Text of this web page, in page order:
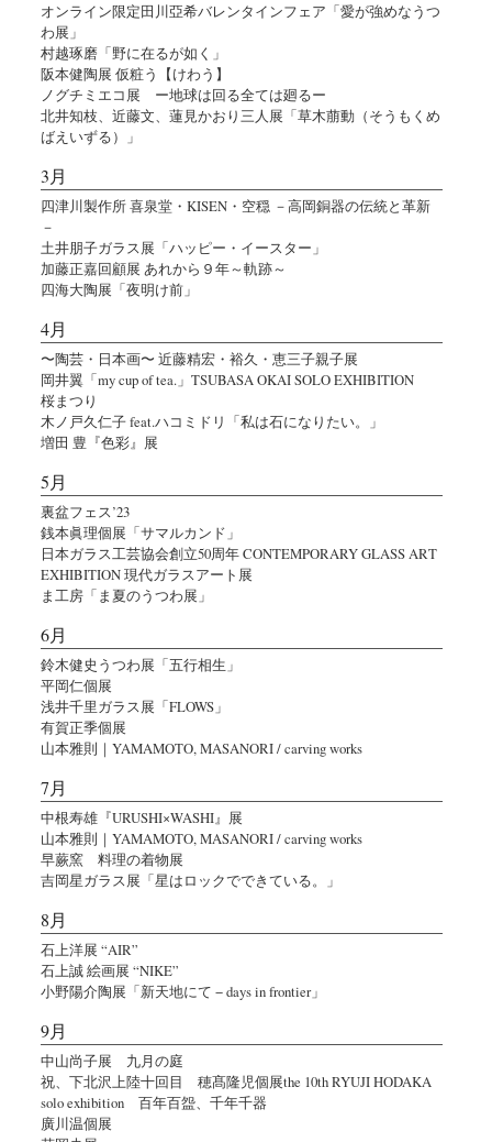
オンライン限定田川亞希バレンタインフェア「愛が強めなうつ
わ展」
村越琢磨「野に在るが如く」
阪本健陶展 仮粧う【けわう】
ノグチミエコ展 ー地球は回る全ては廻るー
北井知枝、近藤文、蓮見かおり三人展「草木萠動（そうもくめ
ばえいずる）」
3月
四津川製作所 喜泉堂・KISEN・空穏 －高岡銅器の伝統と革新
－
土井朋子ガラス展「ハッピー・イースター」
加藤正嘉回顧展 あれから９年～軌跡～
四海大陶展「夜明け前」
4月
〜陶芸・日本画〜 近藤精宏・裕久・恵三子親子展
岡井翼「my cup of tea.」TSUBASA OKAI SOLO EXHIBITION
桜まつり
木ノ戸久仁子 feat.ハコミドリ「私は石になりたい。」
増田 豊『色彩』展
5月
裏盆フェス’23
銭本眞理個展「サマルカンド」
日本ガラス工芸協会創立50周年 CONTEMPORARY GLASS ART
EXHIBITION 現代ガラスアート展
ま工房「ま夏のうつわ展」
6月
鈴木健史うつわ展「五行相生」
平岡仁個展
浅井千里ガラス展「FLOWS」
有賀正季個展
山本雅則｜YAMAMOTO, MASANORI / carving works
7月
中根寿雄『URUSHI×WASHI』展
山本雅則｜YAMAMOTO, MASANORI / carving works
早蕨窯 料理の着物展
吉岡星ガラス展「星はロックでできている。」
8月
石上洋展 “AIR”
石上誠 絵画展 “NIKE”
小野陽介陶展「新天地にて − days in frontier」
9月
中山尚子展 九月の庭
祝、下北沢上陸十回目 穂髙隆児個展the 10th RYUJI HODAKA
solo exhibition 百年百盌、千年千器
廣川温個展